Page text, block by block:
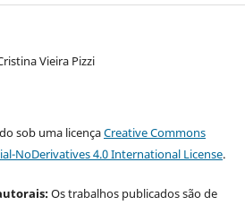
Vieira Pizzi
sob uma licençaCreative Commons
NoDerivatives 4.0 International License.
Os trabalhos publicados são de